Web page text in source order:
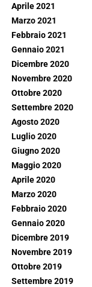
Aprile 2021
Marzo 2021
Febbraio 2021
Gennaio 2021
Dicembre 2020
Novembre 2020
Ottobre 2020
Settembre 2020
Agosto 2020
Luglio 2020
Giugno 2020
Maggio 2020
Aprile 2020
Marzo 2020
Febbraio 2020
Gennaio 2020
Dicembre 2019
Novembre 2019
Ottobre 2019
Settembre 2019